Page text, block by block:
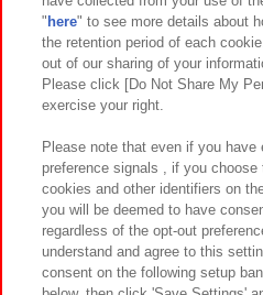
関連会社 サステナビリ
プライバシーポリシー ウェブア
お取引先さまとともに
カスタマーハラスメント対応方針
" here" to see more details about
the retention period of each
out of our sharing of your
Please click [Do Not Share My
exercise your right.
Please note that even if you have
preference signals , if you
cookies and other identifiers on
you will be deemed to have
regardless of the opt-out
understand and agree to this
consent on the following setup